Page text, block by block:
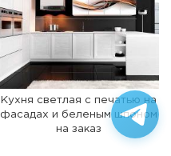
Кухня светлая с печатью на
фасадах и беленым шпоном
на заказ